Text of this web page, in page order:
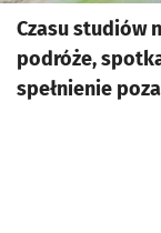
Czasu studiów
podróże,
spełnienie